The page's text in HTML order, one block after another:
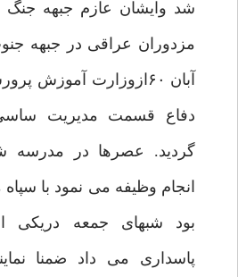
مزدوران عراقی در جبهه
آبان ۶۰ازوزارت آموزش
دفاع قسمت مدیریت ساسی
گردید. عصرها در مدرسه
انجام وظیفه می نمود با
بود شبهای جمعه دریکی
پاسداری می داد ضمنا